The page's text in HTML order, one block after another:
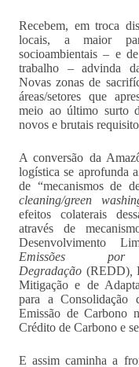
Recebem, em troca
locais, a maior
socioambientais – e
trabalho – advinda
Novas zonas de
áreas/setores que
meio ao último surto
novos e brutais
A conversão da
logística se aprofunda
de “mecanismos de
cleaning/green
efeitos colaterais
através de
Desenvolvimento
Emissões
Degradação (REDD),
Mitigação e de
para a Consolidação
Emissão de Carbono
Crédito de Carbono e
E assim caminha a